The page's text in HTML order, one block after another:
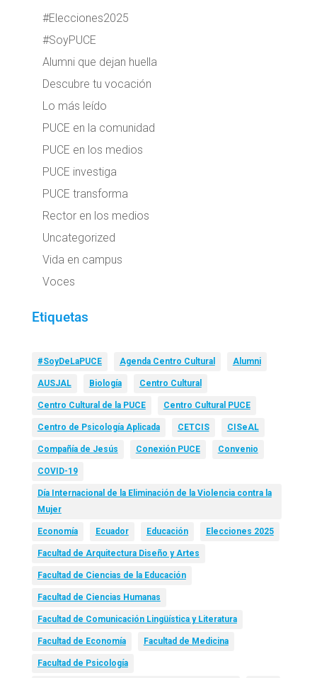
#Elecciones2025
#SoyPUCE
Alumni que dejan huella
Descubre tu vocación
Lo más leído
PUCE en la comunidad
PUCE en los medios
PUCE investiga
PUCE transforma
Rector en los medios
Uncategorized
Vida en campus
Voces
Etiquetas
#SoyDeLaPUCE Agenda Centro Cultural Alumni
AUSJAL Biología Centro Cultural
Centro Cultural de la PUCE Centro Cultural PUCE
Centro de Psicología Aplicada CETCIS CISeAL
Compañía de Jesús Conexión PUCE Convenio
COVID-19
Día Internacional de la Eliminación de la Violencia contra la
Mujer
Economía Ecuador Educación Elecciones 2025
Facultad de Arquitectura Diseño y Artes
Facultad de Ciencias de la Educación
Facultad de Ciencias Humanas
Facultad de Comunicación Lingüística y Literatura
Facultad de Economía Facultad de Medicina
Facultad de Psicología